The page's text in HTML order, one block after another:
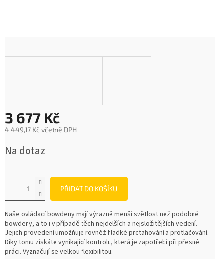
3 677 Kč
4 449,17 Kč včetně DPH
cena:
Na dotaz
PŘIDAT DO KOŠÍKU
Naše ovládací bowdeny mají výrazně menší světlost než podobné
bowdeny, a to i v případě těch nejdelších a nejsložitějších vedení.
Jejich provedení umožňuje rovněž hladké protahování a protlačování.
Díky tomu získáte vynikající kontrolu, která je zapotřebí při přesné
práci. Vyznačují se velkou flexibilitou.